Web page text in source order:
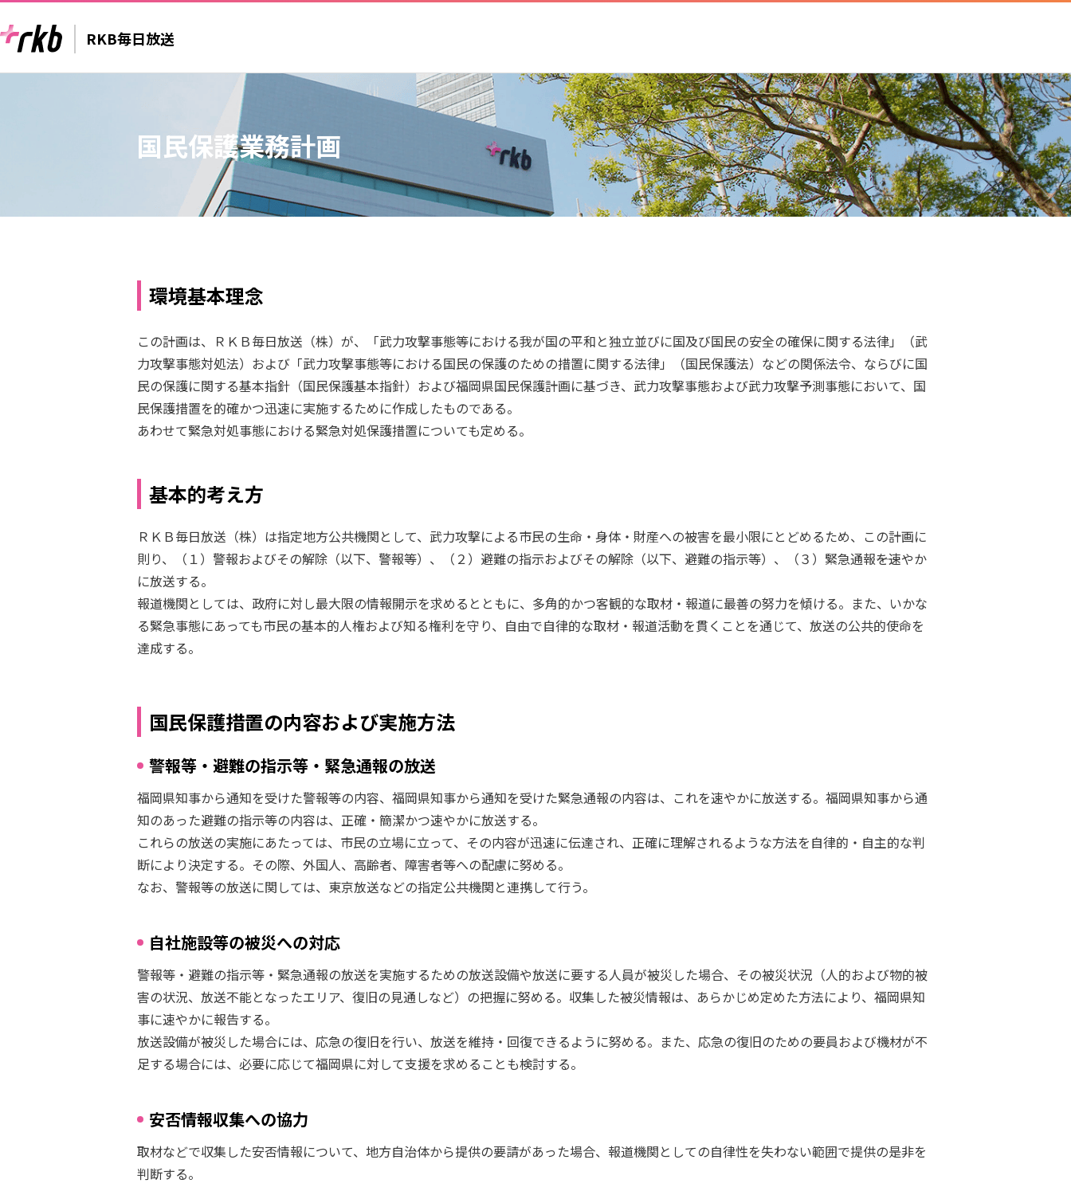
RKB毎日放送
国民保護業務計画
環境基本理念
この計画は、ＲＫＢ毎日放送（株）が、「武力攻撃事態等における我が国の平和と独立並びに国及び国民の安全の確保に関する法律」（武
力攻撃事態対処法）および「武力攻撃事態等における国民の保護のための措置に関する法律」（国民保護法）などの関係法令、ならびに国
民の保護に関する基本指針（国民保護基本指針）および福岡県国民保護計画に基づき、武力攻撃事態および武力攻撃予測事態において、国
民保護措置を的確かつ迅速に実施するために作成したものである。
あわせて緊急対処事態における緊急対処保護措置についても定める。
基本的考え方
ＲＫＢ毎日放送（株）は指定地方公共機関として、武力攻撃による市民の生命・身体・財産への被害を最小限にとどめるため、この計画に
則り、（１）警報およびその解除（以下、警報等）、（２）避難の指示およびその解除（以下、避難の指示等）、（３）緊急通報――を速やか
に放送する。
報道機関としては、政府に対し最大限の情報開示を求めるとともに、多角的かつ客観的な取材・報道に最善の努力を傾ける。また、いかな
る緊急事態にあっても市民の基本的人権および知る権利を守り、自由で自律的な取材・報道活動を貫くことを通じて、放送の公共的使命を
達成する。
国民保護措置の内容および実施方法
警報等・避難の指示等・緊急通報の放送
福岡県知事から通知を受けた警報等の内容、福岡県知事から通知を受けた緊急通報の内容は、これを速やかに放送する。福岡県知事から通
知のあった避難の指示等の内容は、正確・簡潔かつ速やかに放送する。
これらの放送の実施にあたっては、市民の立場に立って、その内容が迅速に伝達され、正確に理解されるような方法を自律的・自主的な判
断により決定する。その際、外国人、高齢者、障害者等への配慮に努める。
なお、警報等の放送に関しては、東京放送などの指定公共機関と連携して行う。
自社施設等の被災への対応
警報等・避難の指示等・緊急通報の放送を実施するための放送設備や放送に要する人員が被災した場合、その被災状況（人的および物的被
害の状況、放送不能となったエリア、復旧の見通しなど）の把握に努める。収集した被災情報は、あらかじめ定めた方法により、福岡県知
事に速やかに報告する。
放送設備が被災した場合には、応急の復旧を行い、放送を維持・回復できるように努める。また、応急の復旧のための要員および機材が不
足する場合には、必要に応じて福岡県に対して支援を求めることも検討する。
安否情報収集への協力
取材などで収集した安否情報について、地方自治体から提供の要請があった場合、報道機関としての自律性を失わない範囲で提供の是非を
判断する。